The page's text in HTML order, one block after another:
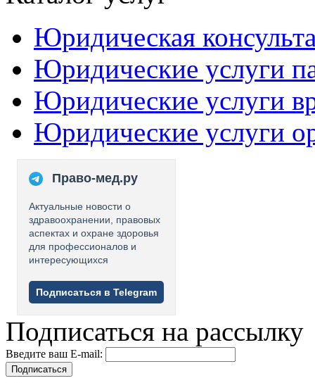
Юридическая
Юридические услуги
Юридические услуги
Юридические услуги
Право-мед.ру
Актуальные новости о
здравоохранении, правовых
аспектах и охране здоровья
для профессионалов и
интересующихся
Подписаться в Telegram
Подписаться на рассылку
Введите ваш E-mail:
Подписаться